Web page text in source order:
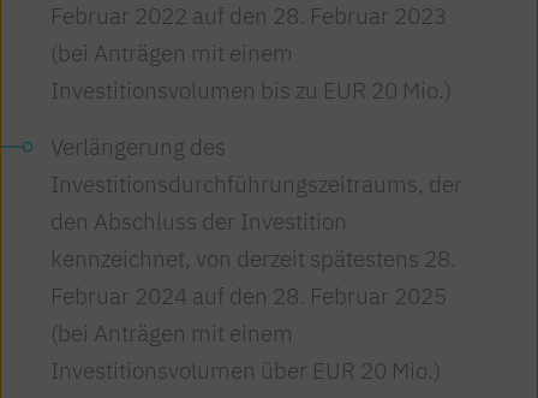
Februar 2022 auf den 28. Februar 2023
(bei Anträgen mit einem
Investitionsvolumen bis zu EUR 20 Mio.)
Verlängerung des
Investitionsdurchführungszeitraums, der
den Abschluss der Investition
kennzeichnet, von derzeit spätestens 28.
Februar 2024 auf den 28. Februar 2025
(bei Anträgen mit einem
Investitionsvolumen über EUR 20 Mio.)